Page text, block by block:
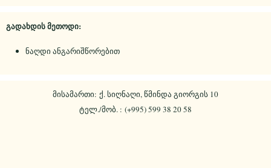
გადახდის მეთოდი:
ნაღდი ანგარიშწორებით
მისამართი: ქ. სიღნაღი, წმინდა გიორგის 10
ტელ./მობ. : (+995) 599 38 20 58